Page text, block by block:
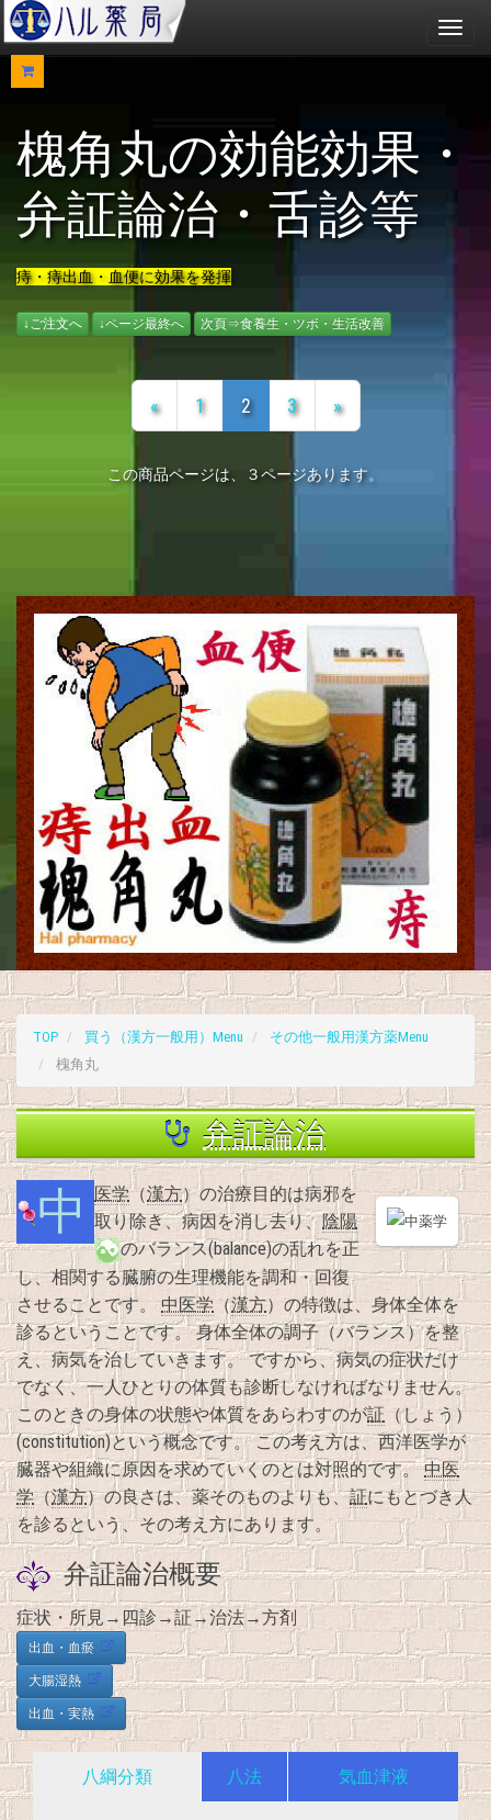
メ
ニ
槐角丸の効能効果・
弁証論治・舌診等
痔・痔出血・血便に効果を発揮
↓ご注文へ ↓ページ最終へ 次頁⇒食養生・ツボ・生活改善
« 1 2 3 »
この商品ページは、３ページあります。
TOP 買う（漢方一般用）Menu
その他一般用漢方薬Menu
槐角丸
弁証論治
中医学（漢方）の治療目的は病邪を
取り除き、病因を消し去り、陰陽
のバランス(balance)の乱れを正
し、相関する臓腑の生理機能を調和・回復
させることです。中医学 （漢方）の特徴は、身体全体を
診るということです。 身体全体の調子（バランス）を整
え、病気を治していきます。 ですから、病気の症状だけ
でなく、一人ひとりの体質も診断しなければなりません。
このときの身体の状態や体質をあらわすのが証 （しょう）
(constitution)という概念です。 この考え方は、西洋医学が
臓器や組織に原因を求めていくのとは対照的です。中医
学（漢方）の良さは、薬そのものよりも、証にもとづき人
を診るという、その考え方にあります。
弁証論治概要
症状・所見→四診→証→治法→方剤
出血・血瘀
大腸湿熱
出血・実熱
八綱分類 八法 気血津液